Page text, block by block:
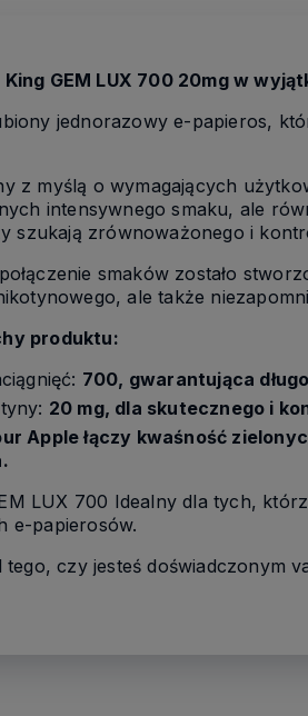
GEM LUX 700 20mg w
jednorazowy e-papieros,
z myślą o wymagających
intensywnego smaku, ale
szukają zrównoważonego i
smaków zostało
ale także
produktu:
700, gwarantująca
20 mg, dla skutecznego i
Apple łączy kwaśność
LUX 700 Idealny dla tych,
e-papierosów.
tego, czy jesteś doświadczonym